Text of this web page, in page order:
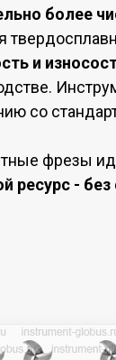
более
и
со
фрезы
ресурс -